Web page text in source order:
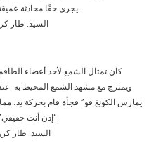
يجري حقًا محادثة عميقة مع الأستاذين الكبيرين عبر الزمان والمكان.
كان تمثال الشمع لأحد أعضاء
ويمتزج مع مشهد الشمع المحيط به.
يمارس الكونغ فو” فجأة قام بحركة يد،
“إذن أنت حقيقي”وكان المشهد مضحكا ومثيرا للاهتمام للغاية.